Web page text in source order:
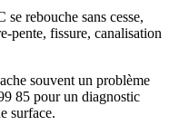
se rebouche sans cesse,
pente, fissure, canalisation
souvent un problème
85 pour un diagnostic
surface.